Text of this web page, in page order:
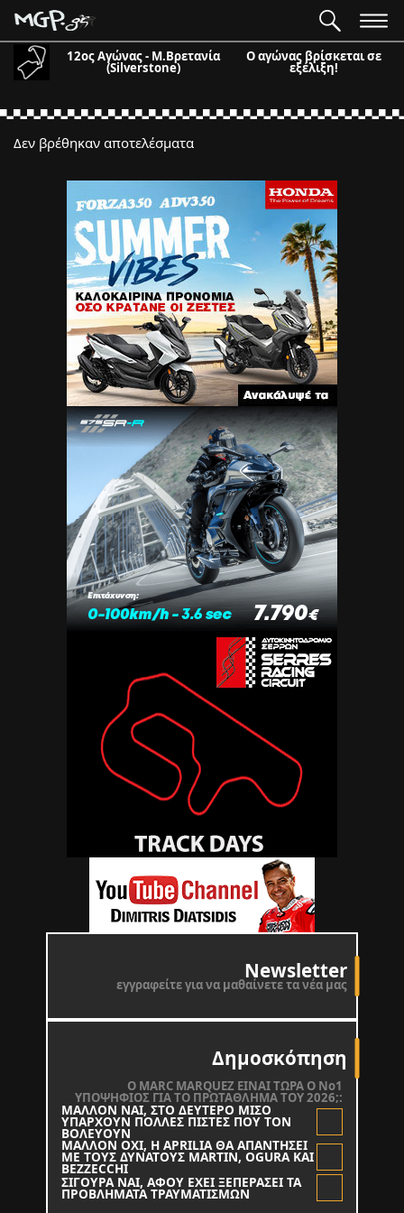
12ος Αγώνας - Μ.Βρετανία
(Silverstone)
Ο αγώνας βρίσκεται σε
εξέλιξη!
Newsletter
εγγραφείτε για να μαθαίνετε τα νέα μας
Δημοσκόπηση
O MARC MARQUEZ ΕΙΝΑΙ ΤΩΡΑ Ο Νο1
ΥΠΟΨΗΦΙΟΣ ΓΙΑ ΤΟ ΠΡΩΤΑΘΛΗΜΑ ΤΟΥ 2026;:
ΜΑΛΛΟΝ ΝΑΙ, ΣΤΟ ΔΕΥΤΕΡΟ ΜΙΣΟ
ΥΠΑΡΧΟΥΝ ΠΟΛΛΕΣ ΠΙΣΤΕΣ ΠΟΥ ΤΟΝ
ΒΟΛΕΥΟΥΝ
ΜΑΛΛΟΝ ΟΧΙ, Η APRILIA ΘΑ ΑΠΑΝΤΗΣΕΙ
ΜΕ ΤΟΥΣ ΔΥΝΑΤΟΥΣ MARTIN, OGURA KAI
BEZZECCHI
ΣΙΓΟΥΡΑ ΝΑΙ, ΑΦΟΥ ΕΧΕΙ ΞΕΠΕΡΑΣΕΙ ΤΑ
ΠΡΟΒΛΗΜΑΤΑ ΤΡΑΥΜΑΤΙΣΜΩΝ
Δεν βρέθηκαν αποτελέσματα